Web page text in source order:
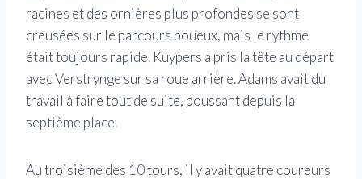
racines et des ornières plus profondes se sont
creusées sur le parcours boueux, mais le rythme
était toujours rapide. Kuypers a pris la tête au départ
avec Verstrynge sur sa roue arrière. Adams avait du
travail à faire tout de suite, poussant depuis la
septième place.
Au troisième des 10 tours, il y avait quatre coureurs